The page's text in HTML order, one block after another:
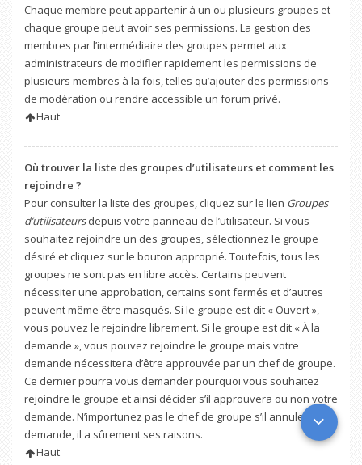
Chaque membre peut appartenir à un ou plusieurs groupes et
chaque groupe peut avoir ses permissions. La gestion des
membres par l’intermédiaire des groupes permet aux
administrateurs de modifier rapidement les permissions de
plusieurs membres à la fois, telles qu’ajouter des permissions
de modération ou rendre accessible un forum privé.
Haut
Où trouver la liste des groupes d’utilisateurs et comment les
rejoindre ?
Pour consulter la liste des groupes, cliquez sur le lien Groupes
d’utilisateursdepuis votre panneau de l’utilisateur. Si vous
souhaitez rejoindre un des groupes, sélectionnez le groupe
désiré et cliquez sur le bouton approprié. Toutefois, tous les
groupes ne sont pas en libre accès. Certains peuvent
nécessiter une approbation, certains sont fermés et d’autres
peuvent même être masqués. Si le groupe est dit « Ouvert »,
vous pouvez le rejoindre librement. Si le groupe est dit « À la
demande », vous pouvez rejoindre le groupe mais votre
demande nécessitera d’être approuvée par un chef de groupe.
Ce dernier pourra vous demander pourquoi vous souhaitez
rejoindre le groupe et ainsi décider s’il approuvera ou non votre
demande. N’importunez pas le chef de groupe s’il annule votre
demande, il a sûrement ses raisons.
Haut